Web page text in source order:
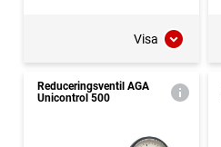
Visa
Reduceringsventil AGA
Unicontrol 500